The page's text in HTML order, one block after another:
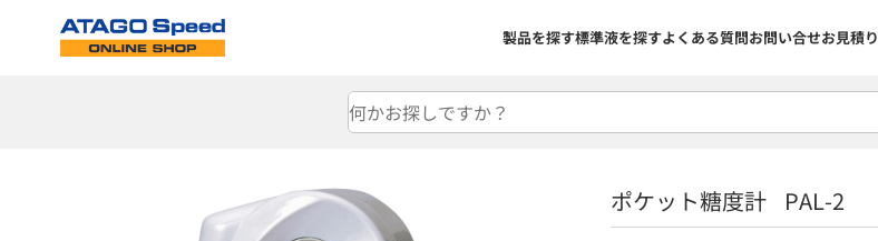
製品を探す標準液を探すよくある質問お問い合せお見積り
ポケット糖度計 PAL-2